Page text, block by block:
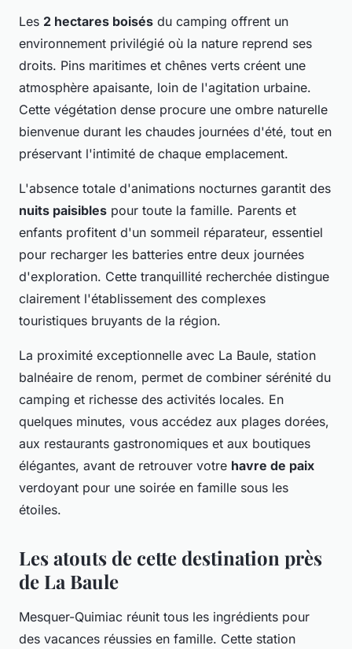
Les 2 hectares boisés du camping offrent un
environnement privilégié où la nature reprend ses
droits. Pins maritimes et chênes verts créent une
atmosphère apaisante, loin de l'agitation urbaine.
Cette végétation dense procure une ombre naturelle
bienvenue durant les chaudes journées d'été, tout en
préservant l'intimité de chaque emplacement.
L'absence totale d'animations nocturnes garantit des
nuits paisibles pour toute la famille. Parents et
enfants profitent d'un sommeil réparateur, essentiel
pour recharger les batteries entre deux journées
d'exploration. Cette tranquillité recherchée distingue
clairement l'établissement des complexes
touristiques bruyants de la région.
La proximité exceptionnelle avec La Baule, station
balnéaire de renom, permet de combiner sérénité du
camping et richesse des activités locales. En
quelques minutes, vous accédez aux plages dorées,
aux restaurants gastronomiques et aux boutiques
élégantes, avant de retrouver votre havre de paix
verdoyant pour une soirée en famille sous les
étoiles.
Les atouts de cette destination près
de La Baule
Mesquer-Quimiac réunit tous les ingrédients pour
des vacances réussies en famille. Cette station